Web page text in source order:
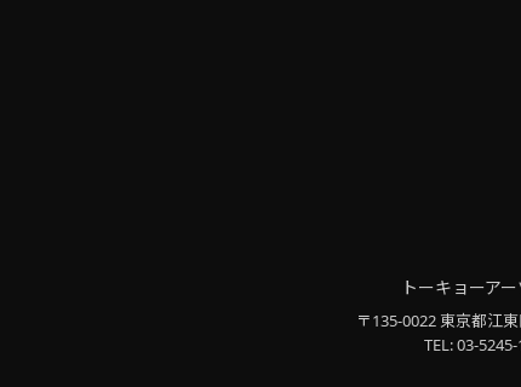
トーキョーア
〒135-0022 東京都江
TEL: 03-